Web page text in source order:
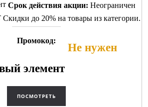
Срок действия акции: Неограничен
Скидки до 20% на товары из категории.
Промокод:
Не нужен